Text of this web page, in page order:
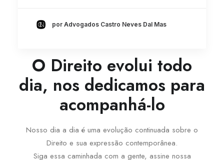
por Advogados Castro Neves Dal Mas
O Direito evolui todo
dia, nos dedicamos para
acompanhá-lo
Nosso dia a dia é uma evolução continuada sobre o
Direito e sua expressão contemporânea.
Siga essa caminhada com a gente, assine nossa